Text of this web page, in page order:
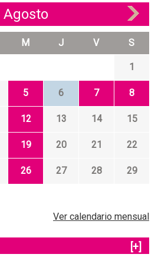
Agosto
M J V S
1
5 6 7 8
12 13 14 15
19 20 21 22
26 27 28 29
Ver calendario mensual
[+]